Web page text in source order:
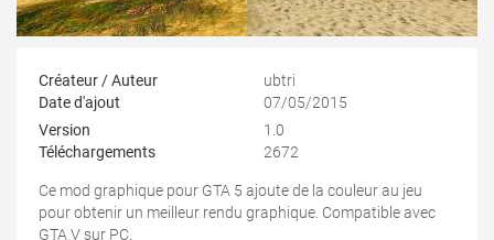
Créateur / Auteur
ubtri
Date d'ajout
07/05/2015
Version
1.0
Téléchargements
2672
Ce mod graphique pour GTA 5 ajoute de la couleur au jeu
pour obtenir un meilleur rendu graphique. Compatible avec
GTA V sur PC.